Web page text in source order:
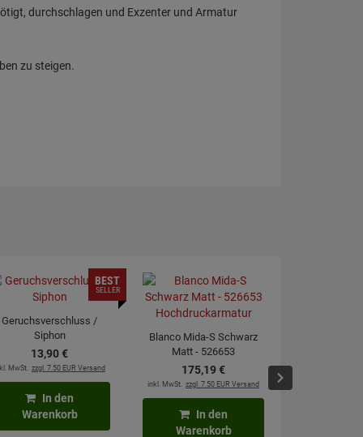
durchschlagen und Exzenter und Armatur
zu steigen.
Geruchsverschluss /
Siphon
13,90€
MwSt. zzgl. 7.50 EUR Versand
BEST
SELLER
In den
Warenkorb
Blanco Mida-S Schwarz
Matt - 526653
Hochdruckarmatur
175,19€
inkl. MwSt. zzgl. 7.50 EUR Versand
In den
Warenkorb